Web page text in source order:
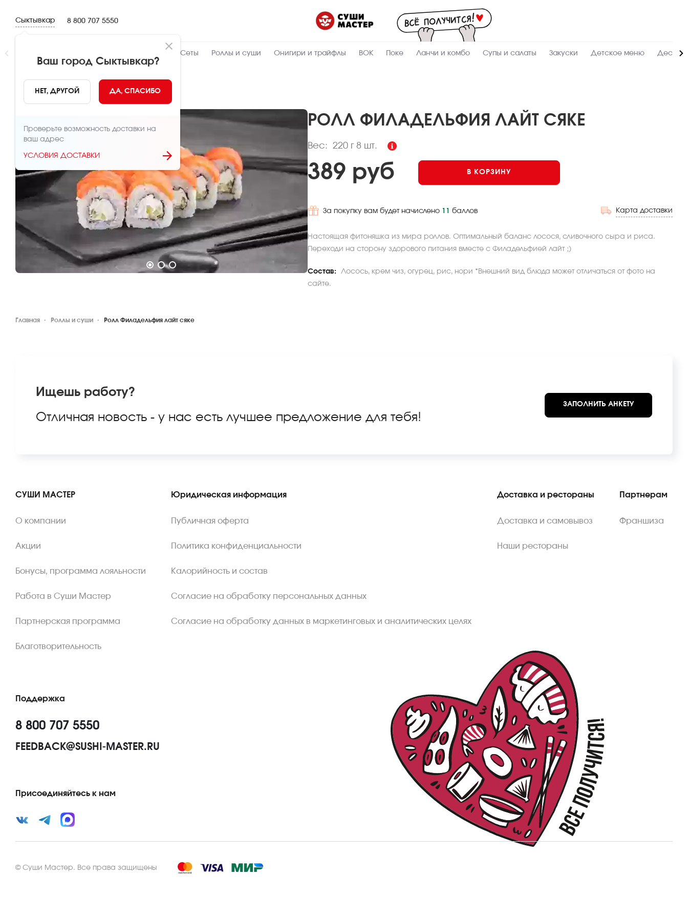
Сыктывкар
Ваш город Сыктывкар?
НЕТ, ДРУГОЙ ДА, СПАСИБО
Проверьте возможность доставки на
ваш адрес
УСЛОВИЯ ДОСТАВКИ
8 800 707 5550
Сеты Роллы и суши Онигири и трайфлы ВОК Поке Ланчи и комбо Супы и салаты Закуски Детское меню
НАЗАД
РОЛЛ ФИЛАДЕЛЬФИЯ ЛАЙТ СЯКЕ
Вес: 220 г8 шт.
Пищевая
220 Вес, г
208.6 Ккал
389 руб В КОРЗИНУ
За покупку вам будет начислено 11 баллов Карта доставки
Настоящая фитоняшка из мира роллов. Оптимальный баланс лосося, сливочного сыра и риса.
Переходи на сторону здорового питания вместе с Филадельфией лайт ;)
Состав:
Лосось, крем чиз, огурец, рис, нори *Внешний вид блюда может отличаться от фото на
сайте.
Главная Роллы и суши Ролл Филадельфия лайт сяке
Ищешь работу?
Отличная новость - у нас есть лучшее предложение для тебя!
ЗАПОЛНИТЬ АНКЕТУ
СУШИ МАСТЕР
О компании
Акции
Бонусы, программа лояльности
Работа в Суши Мастер
Партнерская программа
Благотворительность
Юридическая информация
Публичная оферта
Политика конфиденциальности
Калорийность и состав
Согласие на обработку персональных данных
Согласие на обработку данных в маркетинговых и аналитических целях
Доставка и рестораны
Доставка и самовывоз
Наши рестораны
Партнерам
Франшиза
Поддержка
8 800 707 5550
FEEDBACK@SUSHI-MASTER.RU
Присоединяйтесь к нам
© Суши Мастер. Все права защищены